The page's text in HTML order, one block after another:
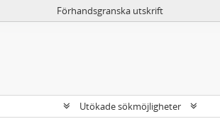
Förhandsgranska utskrift
Utökade sökmöjligheter